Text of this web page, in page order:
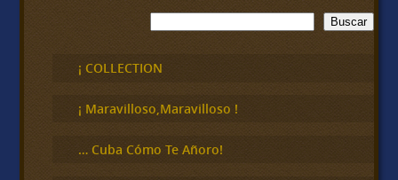
B
u
c
a
Buscar
¡ COLLECTION
¡ Maravilloso,Maravilloso !
… Cuba Cómo Te Añoro!